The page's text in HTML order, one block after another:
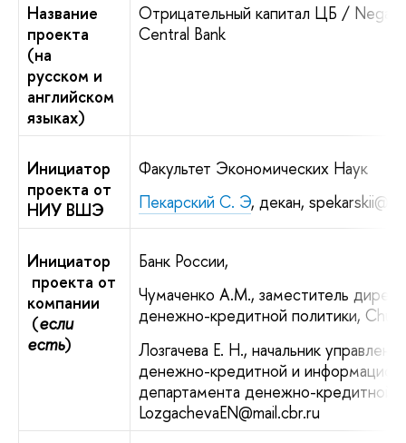
Название
проекта
(на
русском и
английском
языках)
Отрицательный капитал ЦБ /
Central Bank
Инициатор
проекта от
НИУ ВШЭ
Факультет Экономических Наук
Пекарский С. Э, декан,
Инициатор
проекта от
компании
(если
есть)
Банк России,
Чумаченко А.М., заместитель
денежно-кредитной политики,
Лозгачева Е. Н., начальник
денежно-кредитной и
департамента денежно-кредитной
LozgachevaEN@mail.cbr.ru